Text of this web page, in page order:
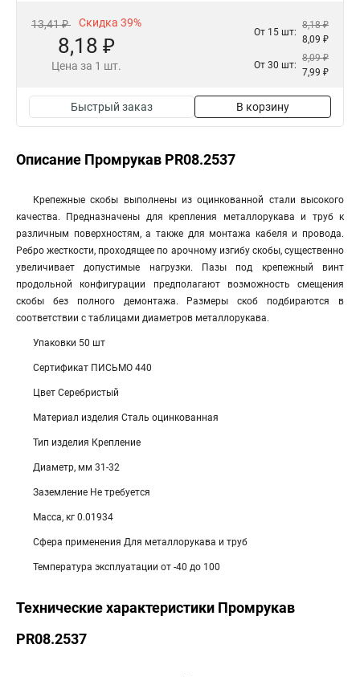
13,41 ₽ Скидка 39%
8,18 ₽
Цена за 1 шт.
От 15 шт:
8,18 ₽
8,09 ₽
От 30 шт:
8,09 ₽
7,99 ₽
Быстрый заказ В корзину
Описание Промрукав PR08.2537
Крепежные скобы выполнены из оцинкованной стали высокого
качества. Предназначены для крепления металлорукава и труб к
различным поверхностям, а также для монтажа кабеля и провода.
Ребро жесткости, проходящее по арочному изгибу скобы, существенно
увеличивает допустимые нагрузки. Пазы под крепежный винт
продольной конфигурации предполагают возможность смещения
скобы без полного демонтажа. Размеры скоб подбираются в
соответствии с таблицами диаметров металлорукава.
Упаковки 50 шт
Сертификат ПИСЬМО 440
Цвет Серебристый
Материал изделия Сталь оцинкованная
Тип изделия Крепление
Диаметр, мм 31-32
Заземление Не требуется
Масса, кг 0.01934
Сфера применения Для металлорукава и труб
Температура эксплуатации от -40 до 100
Технические характеристики Промрукав
PR08.2537